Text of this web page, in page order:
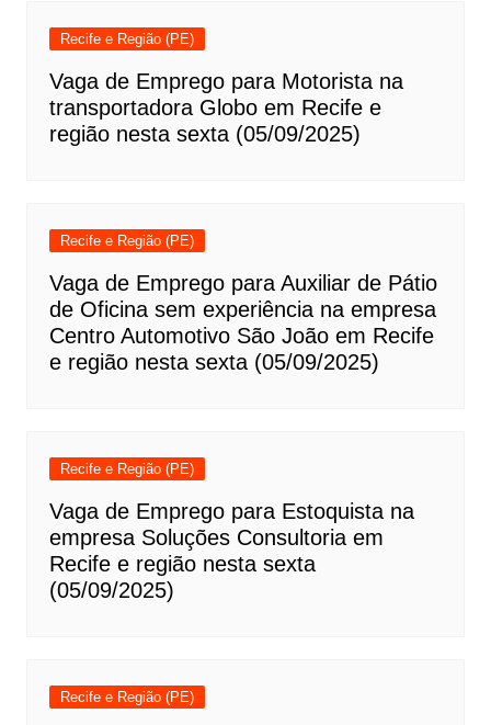
Recife e Região (PE)
Vaga de Emprego para Motorista na
transportadora Globo em Recife e
região nesta sexta (05/09/2025)
Recife e Região (PE)
Vaga de Emprego para Auxiliar de Pátio
de Oficina sem experiência na empresa
Centro Automotivo São João em Recife
e região nesta sexta (05/09/2025)
Recife e Região (PE)
Vaga de Emprego para Estoquista na
empresa Soluções Consultoria em
Recife e região nesta sexta
(05/09/2025)
Recife e Região (PE)